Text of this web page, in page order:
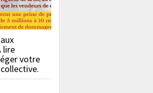
lire
votre